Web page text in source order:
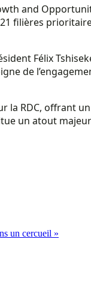
and
filières
Félix
de
la RDC,
un atout
un cercueil »